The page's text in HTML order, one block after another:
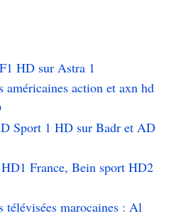
HD sur Astra 1
américaines action et axn hd
Sport 1 HD sur Badr et AD
France, Bein sport HD2
télévisées marocaines : Al